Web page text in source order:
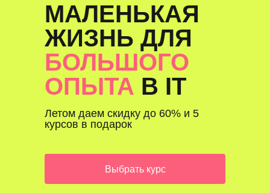
Летом даем скидку до 60% и 5
курсов в подарок
МАЛЕНЬКАЯ
ЖИЗНЬ ДЛЯ
БОЛЬШОГО
ОПЫТА В IT
Выбрать курс